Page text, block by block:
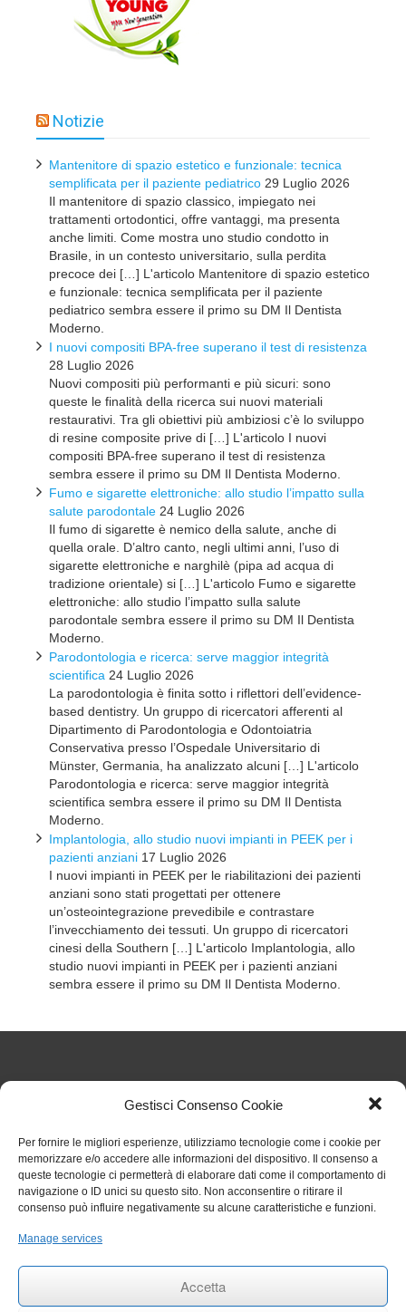
Gestisci Consenso Cookie
Per fornire le migliori esperienze, utilizziamo tecnologie come i cookie per
memorizzare e/o accedere alle informazioni del dispositivo. Il consenso a
queste tecnologie ci permetterà di elaborare dati come il comportamento di
navigazione o ID unici su questo sito. Non acconsentire o ritirare il
consenso può influire negativamente su alcune caratteristiche e funzioni.
Manage services
Accetta
Notizie
Mantenitore di spazio estetico e funzionale: tecnica
semplificata per il paziente pediatrico 29 Luglio 2026
Il mantenitore di spazio classico, impiegato nei
trattamenti ortodontici, offre vantaggi, ma presenta
anche limiti. Come mostra uno studio condotto in
Brasile, in un contesto universitario, sulla perdita
precoce dei […] L'articolo Mantenitore di spazio estetico
e funzionale: tecnica semplificata per il paziente
pediatrico sembra essere il primo su DM Il Dentista
Moderno.
I nuovi compositi BPA-free superano il test di resistenza
28 Luglio 2026
Nuovi compositi più performanti e più sicuri: sono
queste le finalità della ricerca sui nuovi materiali
restaurativi. Tra gli obiettivi più ambiziosi c’è lo sviluppo
di resine composite prive di […] L'articolo I nuovi
compositi BPA-free superano il test di resistenza
sembra essere il primo su DM Il Dentista Moderno.
Fumo e sigarette elettroniche: allo studio l’impatto sulla
salute parodontale 24 Luglio 2026
Il fumo di sigarette è nemico della salute, anche di
quella orale. D’altro canto, negli ultimi anni, l’uso di
sigarette elettroniche e narghilè (pipa ad acqua di
tradizione orientale) si […] L'articolo Fumo e sigarette
elettroniche: allo studio l’impatto sulla salute
parodontale sembra essere il primo su DM Il Dentista
Moderno.
Parodontologia e ricerca: serve maggior integrità
scientifica 24 Luglio 2026
La parodontologia è finita sotto i riflettori dell’evidence-
based dentistry. Un gruppo di ricercatori afferenti al
Dipartimento di Parodontologia e Odontoiatria
Conservativa presso l’Ospedale Universitario di
Münster, Germania, ha analizzato alcuni […] L'articolo
Parodontologia e ricerca: serve maggior integrità
scientifica sembra essere il primo su DM Il Dentista
Moderno.
Implantologia, allo studio nuovi impianti in PEEK per i
pazienti anziani 17 Luglio 2026
I nuovi impianti in PEEK per le riabilitazioni dei pazienti
anziani sono stati progettati per ottenere
un’osteointegrazione prevedibile e contrastare
l’invecchiamento dei tessuti. Un gruppo di ricercatori
cinesi della Southern […] L'articolo Implantologia, allo
studio nuovi impianti in PEEK per i pazienti anziani
sembra essere il primo su DM Il Dentista Moderno.
Articoli Recenti
Nuove regole sul TFR dal 1° luglio 2026: cosa cambia
per gli studi odontoiatrici 27 Luglio 2026
Chiarimenti sull’obbligo formativo ECM relativo al
triennio 2023 2025 27 Luglio 2026
Circolare 006 aggiornamenti RENTRI
Rinvio termini per obbligo stipula polizza per eventi
27 Settembre 2024